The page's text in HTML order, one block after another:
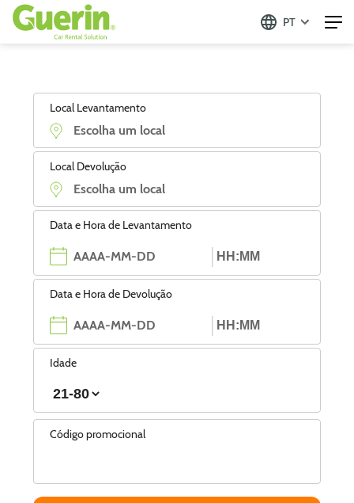
PT
Local Levantamento
Local Devolução
Data e Hora de Levantamento
Data e Hora de Devolução
Idade
Código promocional